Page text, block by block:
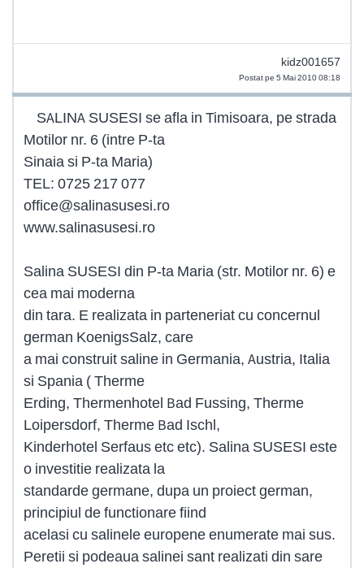
kidz001657
Postat pe 5 Mai 2010 08:18
SALINA SUSESI se afla in Timisoara, pe strada
Motilor nr. 6 (intre P-ta
Sinaia si P-ta Maria)
TEL: 0725 217 077
office@salinasusesi.ro
www.salinasusesi.ro
Salina SUSESI din P-ta Maria (str. Motilor nr. 6) e
cea mai moderna
din tara. E realizata in parteneriat cu concernul
german KoenigsSalz, care
a mai construit saline in Germania, Austria, Italia
si Spania ( Therme
Erding, Thermenhotel Bad Fussing, Therme
Loipersdorf, Therme Bad Ischl,
Kinderhotel Serfaus etc etc). Salina SUSESI este
o investitie realizata la
standarde germane, dupa un proiect german,
principiul de functionare fiind
acelasi cu salinele europene enumerate mai sus.
Peretii si podeaua salinei sant realizati din sare